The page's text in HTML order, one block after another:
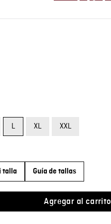
L XL XXL
talla Guía de tallas
Agregar al carrito